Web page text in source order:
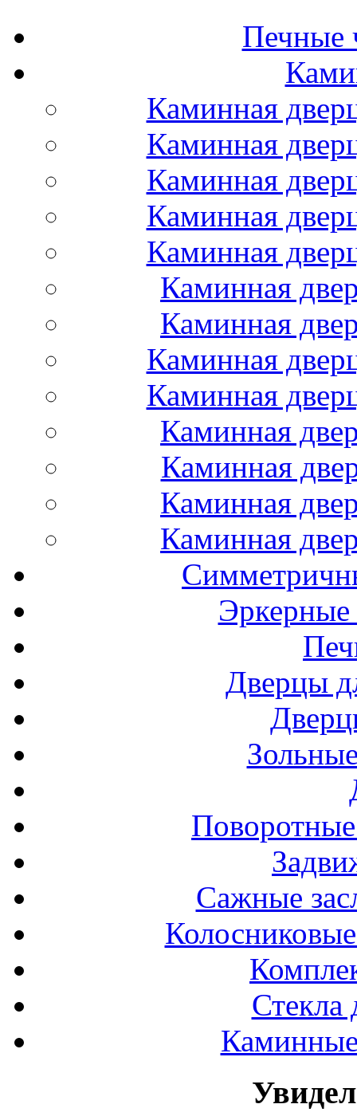
Печные
Каминная
Каминная
Каминная
Каминная
Каминная
Каминная
Каминная
Каминная
Каминная
Каминная
Каминная
Каминная
Каминная
Дверцы
Сажные
Стекла